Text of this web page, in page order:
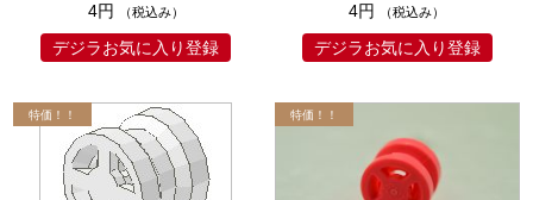
4円
（税込み）
デジラお気に入り登録
4円
（税込み）
デジラお気に入り登録